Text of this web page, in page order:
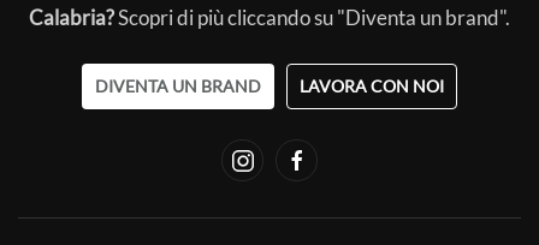
Calabria?Scopri di più cliccando su "Diventa un brand".
DIVENTA UN BRAND LAVORA CON NOI